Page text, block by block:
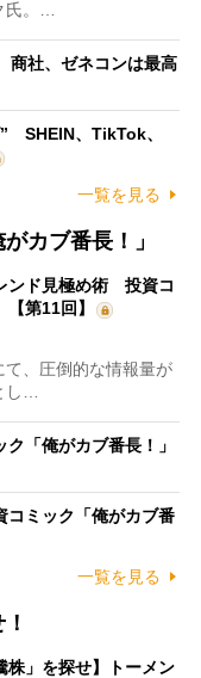
氏。…
商社、ゼネコンは最高
SHEIN、TikTok、
一覧を見る
カブ番長！」
ンド見極め術 投資コ
第11回】
、圧倒的な情報量が
し…
「俺がカブ番長！」
ミック「俺がカブ番
一覧を見る
株」を探せ】トーメン